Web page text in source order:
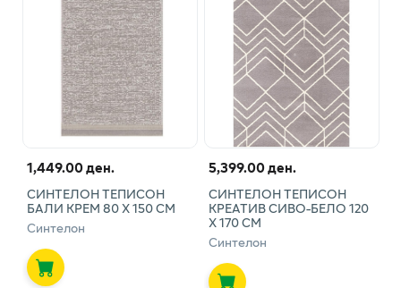
1,449.00 ден.
СИНТЕЛОН ТЕПИСОН
БАЛИ КРЕМ 80 Х 150 СМ
Синтелон
5,399.00 ден.
СИНТЕЛОН ТЕПИСОН
КРЕАТИВ СИВО-БЕЛО 120
Х 170 СМ
Синтелон